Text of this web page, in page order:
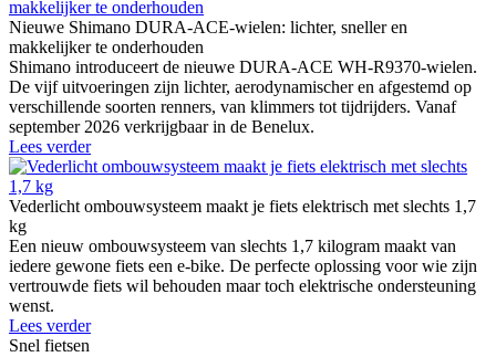
Nieuwe Shimano DURA-ACE-wielen: lichter, sneller en
makkelijker te onderhouden
Shimano introduceert de nieuwe DURA-ACE WH-R9370-wielen.
De vijf uitvoeringen zijn lichter, aerodynamischer en afgestemd op
verschillende soorten renners, van klimmers tot tijdrijders. Vanaf
september 2026 verkrijgbaar in de Benelux.
Lees verder
Vederlicht ombouwsysteem maakt je fiets elektrisch met slechts 1,7
kg
Een nieuw ombouwsysteem van slechts 1,7 kilogram maakt van
iedere gewone fiets een e-bike. De perfecte oplossing voor wie zijn
vertrouwde fiets wil behouden maar toch elektrische ondersteuning
wenst.
Lees verder
Snel fietsen